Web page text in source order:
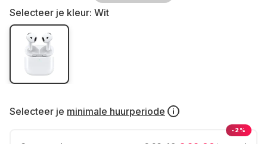
Selecteer je kleur: Wit
Selecteer je minimale huurperiode
-2%